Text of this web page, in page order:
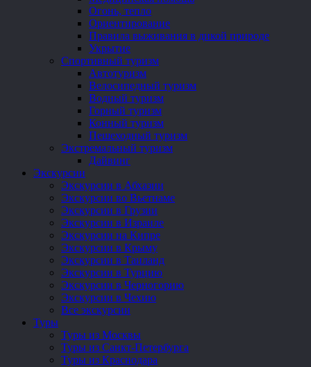
Огонь, тепло
Ориентирование
Правила выживания в дикой природе
Укрытие
Спортивный туризм
Автотуризм
Велосипедный туризм
Водный туризм
Горный туризм
Конный туризм
Пешеходный туризм
Экстремальный туризм
Дайвинг
Экскурсии
Экскурсии в Абхазии
Экскурсии во Вьетнаме
Экскурсии в Грузии
Экскурсии в Израиле
Экскурсии на Кипре
Экскурсии в Крыму
Экскурсии в Таиланд
Экскурсии в Турцию
Экскурсии в Черногорию
Экскурсии в Чехию
Все экскурсии
Туры
Туры из Москвы
Туры из Санкт-Петербурга
Туры из Краснодара